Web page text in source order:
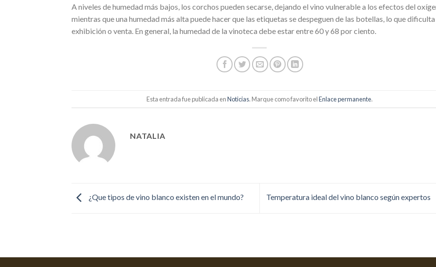
A niveles de humedad más bajos, los corchos pueden secarse, dejando el vino vulnerable a los efectos del
mientras que una humedad más alta puede hacer que las etiquetas se despeguen de las botellas, lo que dificulta
exhibición o venta. En general, la humedad de la vinoteca debe estar entre 60 y 68 por ciento.
Esta entrada fue publicada enNoticias. Marque como favorito elEnlace permanente.
NATALIA
¿Que tipos de vino blanco existen en el mundo? Temperatura ideal del vino blanco según expertos